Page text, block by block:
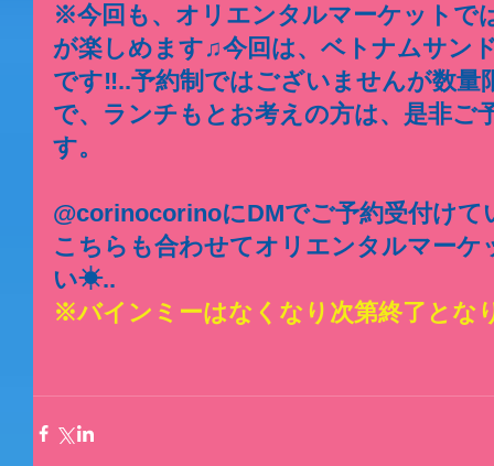
※今回も、オリエンタルマーケットで
が楽しめます♫今回は、ベトナムサ
です‼️..予約制ではございませんが数量
で、ランチもとお考えの方は、是非ご
す。
@corinocorinoにDMでご予約受付けて
こちらも合わせてオリエンタルマーケ
い☀︎..
※バインミーはなくなり次第終了とな